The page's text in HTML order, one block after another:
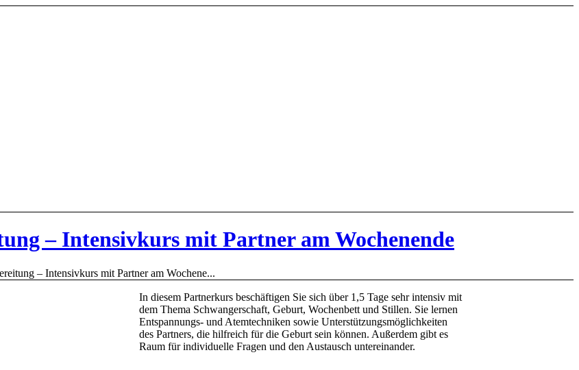
– Intensivkurs mit Partner am Wochenende
– Intensivkurs mit Partner am Wochene...
In diesem Partnerkurs beschäftigen Sie sich über 1,5 Tage sehr intensiv mit
dem Thema Schwangerschaft, Geburt, Wochenbett und Stillen. Sie lernen
Entspannungs- und Atemtechniken sowie Unterstützungsmöglichkeiten
des Partners, die hilfreich für die Geburt sein können. Außerdem gibt es
Raum für individuelle Fragen und den Austausch untereinander.